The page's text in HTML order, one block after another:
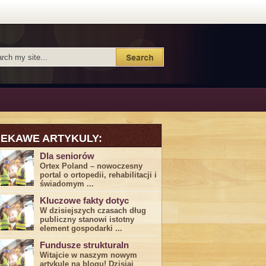
ARTYKULY:
Dla seniorów
Ortex Poland – nowoczesny
portal o ortopedii, rehabilitacji i
świadomym ...
Kluczowe fakty dotyc
W dzisiejszych czasach dług
publiczny stanowi istotny
element gospodarki ...
Fundusze strukturaln
Witajcie w naszym nowym
artykule na blogu! Dzisiaj